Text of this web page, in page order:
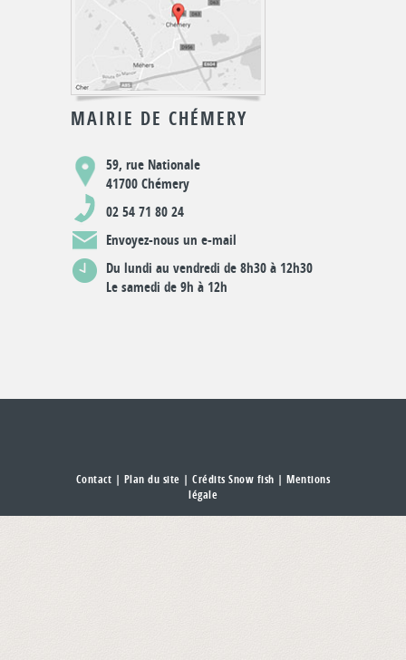
MAIRIE DE CHÉMERY
59, rue Nationale
41700 Chémery
02 54 71 80 24
Envoyez-nous un e-mail
Du lundi au vendredi de 8h30 à 12h30
Le samedi de 9h à 12h
Contact | Plan du site | Crédits Snow fish |Mentions
légale